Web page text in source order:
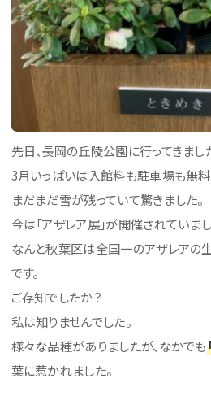
先日、長岡の丘陵公園に行ってきまし
3月いっぱいは入館料も駐車場も無料
まだまだ雪が残っていて驚きました。
今は「アザレア展」が開催されていまし
なんと秋葉区は全国一のアザレアの
です。
ご存知でしたか？
私は知りませんでした。
様々な品種がありましたが、なかでも
葉に惹かれました。